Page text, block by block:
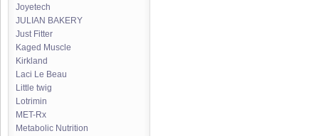
Joyetech
JULIAN BAKERY
Just Fitter
Kaged Muscle
Kirkland
Laci Le Beau
Little twig
Lotrimin
MET-Rx
Metabolic Nutrition